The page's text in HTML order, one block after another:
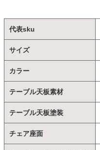
代表sku
サイズ
カラー
テーブル天板素材
テーブル天板塗装
チェア座面